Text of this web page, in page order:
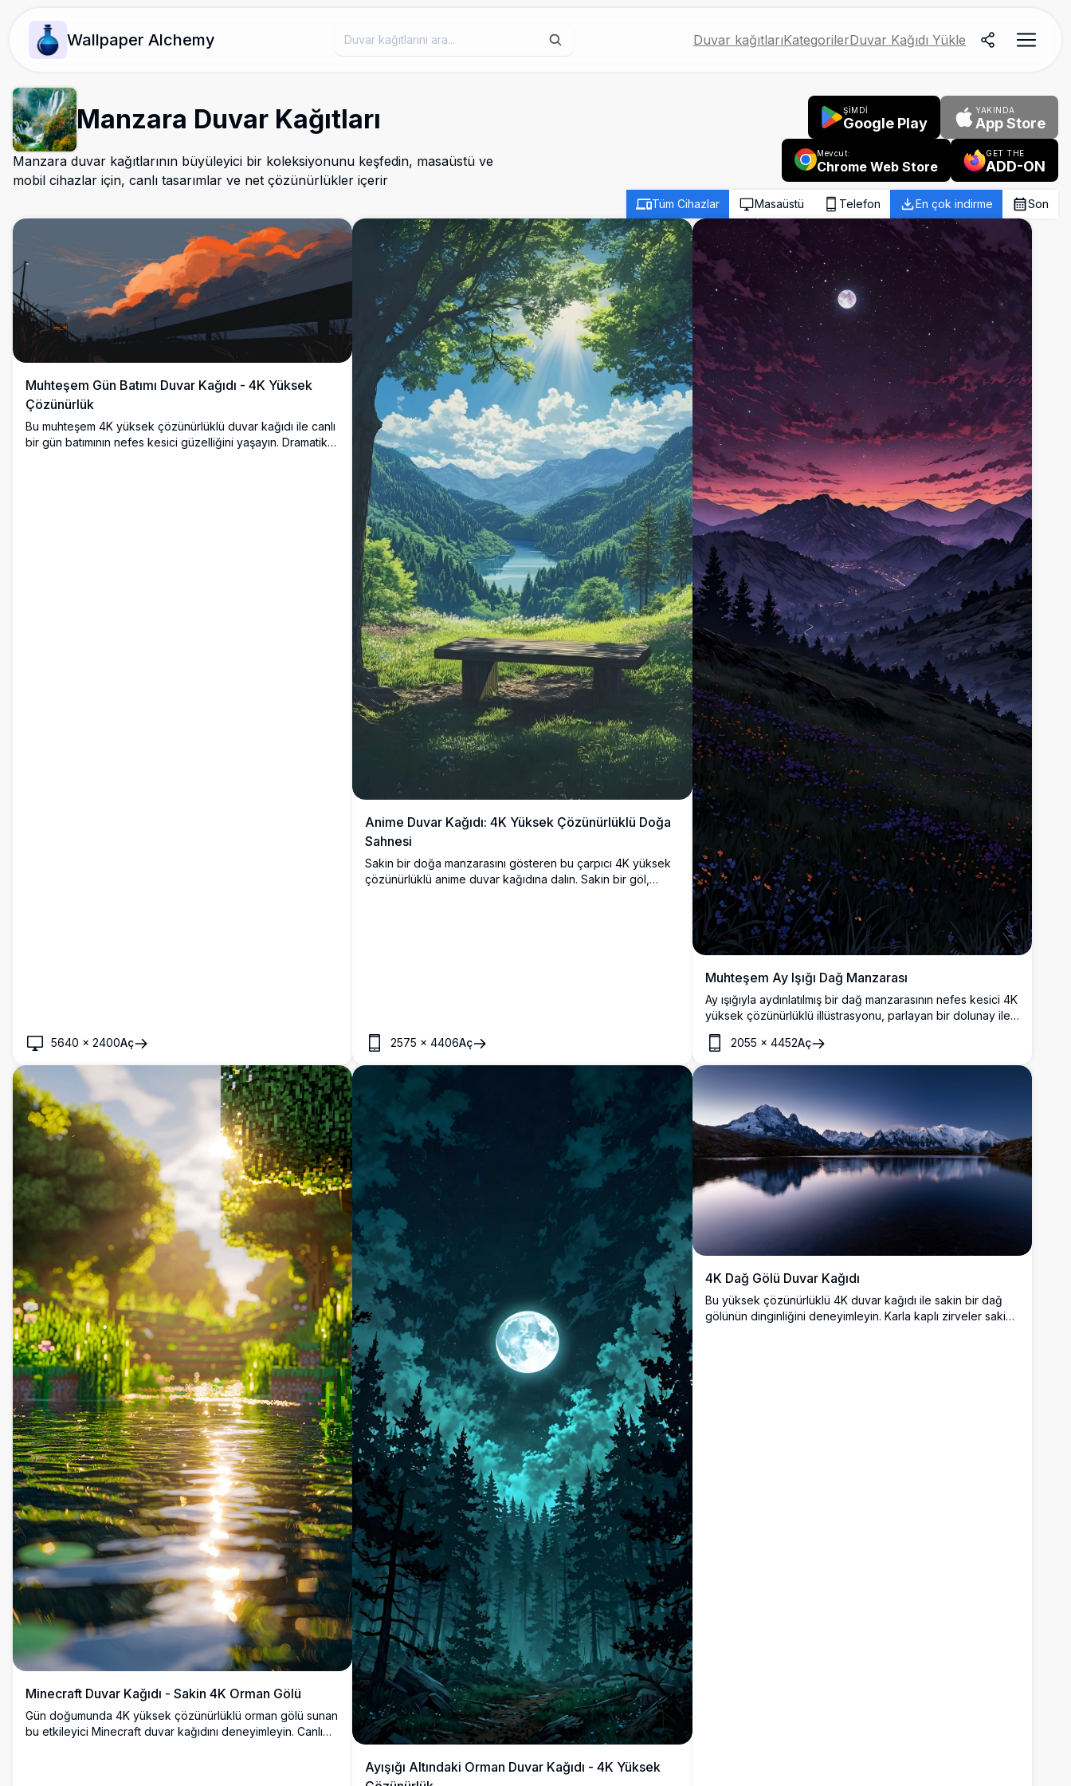
Wallpaper Alchemy Duvar kağıtlarıKategorilerDuvar Kağıdı Yükle
Manzara Duvar Kağıtları
Manzara duvar kağıtlarının büyüleyici bir koleksiyonunu keşfedin, masaüstü ve
mobil cihazlar için, canlı tasarımlar ve net çözünürlükler içerir
ŞİMDİ
Google Play
YAKINDA
App Store
Mevcut:
Chrome Web Store
GET THE
ADD-ON
Tüm Cihazlar Masaüstü Telefon En çok indirme Son
Muhteşem Gün Batımı Duvar Kağıdı - 4K Yüksek
Çözünürlük
Bu muhteşem 4K yüksek çözünürlüklü duvar kağıdı ile canlı
bir gün batımının nefes kesici güzelliğini yaşayın. Dramatik
5640 × 2400Aç
Anime Duvar Kağıdı: 4K Yüksek Çözünürlüklü Doğa
Sahnesi
Sakin bir doğa manzarasını gösteren bu çarpıcı 4K yüksek
çözünürlüklü anime duvar kağıdına dalın. Sakin bir göl,
2575 ×4406Aç
Muhteşem Ay Işığı Dağ Manzarası
Ay ışığıyla aydınlatılmış bir dağ manzarasının nefes kesici 4K
yüksek çözünürlüklü illüstrasyonu, parlayan bir dolunay ile
canlı bir gece gökyüzünü sergiliyor. Sahne, yabani
çiçeklerle süslenmiş dalgalı tepeler, köy ışıklarının
parıldadığı sakin bir vadi ve yıldızlarla dolu mor tonlu bir
severler ve sanat tutkunları için, duvar kağıtları veya
baskılar için çarpıcı, yüksek kaliteli dijital bir sanat eseri
arayanlar için mükemmel.
2055 × 4452Aç
Minecraft Duvar Kağıdı - Sakin 4K Orman Gölü
Gün doğumunda 4K yüksek çözünürlüklü orman gölü sunan
bu etkileyici Minecraft duvar kağıdını deneyimleyin. Canlı
Ayışığı Altındaki Orman Duvar Kağıdı - 4K Yüksek
4K Dağ Gölü Duvar Kağıdı
Bu yüksek çözünürlüklü 4K duvar kağıdı ile sakin bir dağ
gölünün dinginliğini deneyimleyin. Karla kaplı zirveler sakin